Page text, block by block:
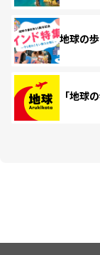
地球の
「地球